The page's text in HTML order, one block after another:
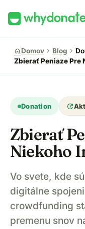
homeDomov chevron_right Blog chevron_right
Zbierať Peniaze Pre
Donation update
Zbierať
Niekoho
Vo svete, kde
digitálne
crowdfunding
premenu snov